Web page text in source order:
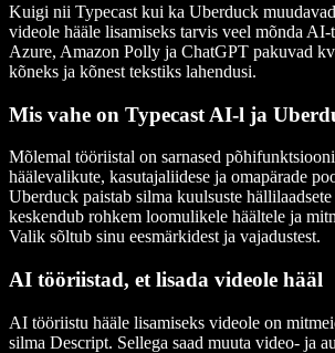
Kuigi nii Typecast kui ka Uberduck muudavad
videole hääle lisamiseks tarvis veel mõnda
Azure, Amazon Polly ja ChatGPT pakuvad
kõneks ja kõnest tekstiks lahendusi.
Mis vahe on Typecast AI-l ja
Mõlemal tööriistal on sarnased
häälevalikute, kasutajaliidese ja omapärade
Uberduck paistab silma kuulsuste
keskendub rohkem loomulikele häältele ja
Valik sõltub sinu eesmärkidest ja vajadustest.
AI tööriistad, et lisada videole hääl
AI tööriistu hääle lisamiseks videole on
silma Descript. Sellega saad muuta video- ja